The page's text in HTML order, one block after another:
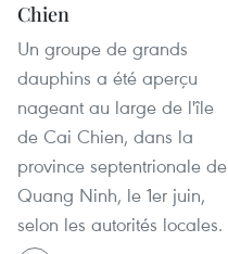
Chien
Un groupe de grands
dauphins a été aperçu
nageant au large de l'île
de Cai Chien, dans la
province septentrionale de
Quang Ninh, le 1er juin,
selon les autorités locales.